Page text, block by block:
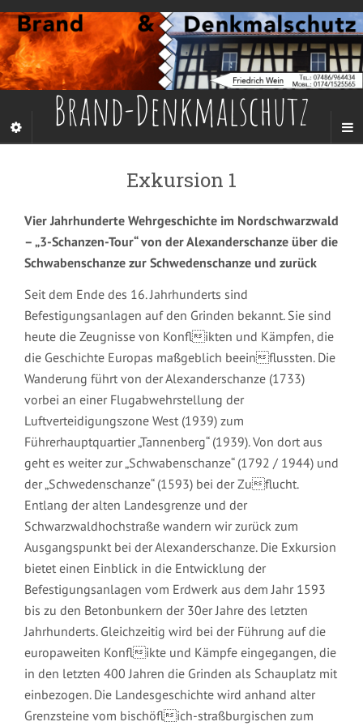
Brand-Denkmalschutz
Exkursion 1
Vier Jahrhunderte Wehrgeschichte im Nordschwarzwald
– „3-Schanzen-Tour“ von der Alexanderschanze über die
Schwabenschanze zur Schwedenschanze und zurück
Seit dem Ende des 16. Jahrhunderts sind
Befestigungsanlagen auf den Grinden bekannt. Sie sind
heute die Zeugnisse von Konflikten und Kämpfen, die
die Geschichte Europas maßgeblich beeinflussten. Die
Wanderung führt von der Alexanderschanze (1733)
vorbei an einer Flugabwehrstellung der
Luftverteidigungszone West (1939) zum
Führerhauptquartier „Tannenberg“ (1939). Von dort aus
geht es weiter zur „Schwabenschanze“ (1792 / 1944) und
der „Schwedenschanze“ (1593) bei der Zuflucht.
Entlang der alten Landesgrenze und der
Schwarzwaldhochstraße wandern wir zurück zum
Ausgangspunkt bei der Alexanderschanze. Die Exkursion
bietet einen Einblick in die Entwicklung der
Befestigungsanlagen vom Erdwerk aus dem Jahr 1593
bis zu den Betonbunkern der 30er Jahre des letzten
Jahrhunderts. Gleichzeitig wird bei der Führung auf die
europaweiten Konflikte und Kämpfe eingegangen, die
in den letzten 400 Jahren die Grinden als Schauplatz mit
einbezogen. Die Landesgeschichte wird anhand alter
Grenzsteine vom bischöflich-straßburgischen zum